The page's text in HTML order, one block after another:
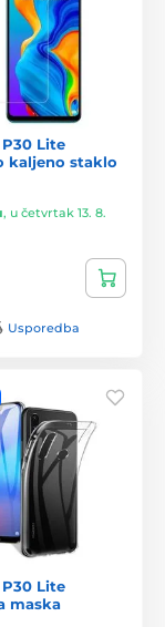
Lite
kaljeno staklo
, u četvrtak 13. 8.
Usporedba
Lite
maska